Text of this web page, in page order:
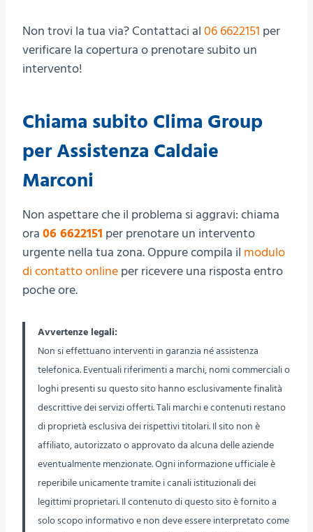
Non trovi la tua via? Contattaci al 06 6622151 per
verificare la copertura o prenotare subito un
intervento!
Chiama subito Clima Group
per Assistenza Caldaie
Marconi
Non aspettare che il problema si aggravi: chiama
ora 06 6622151 per prenotare un intervento
urgente nella tua zona. Oppure compila il modulo
di contatto online per ricevere una risposta entro
poche ore.
Avvertenze legali:
Non si effettuano interventi in garanzia né assistenza
telefonica. Eventuali riferimenti a marchi, nomi commerciali o
loghi presenti su questo sito hanno esclusivamente finalità
descrittive dei servizi offerti. Tali marchi e contenuti restano
di proprietà esclusiva dei rispettivi titolari. Il sito non è
affiliato, autorizzato o approvato da alcuna delle aziende
eventualmente menzionate. Ogni informazione ufficiale è
reperibile unicamente tramite i canali istituzionali dei
legittimi proprietari. Il contenuto di questo sito è fornito a
solo scopo informativo e non deve essere interpretato come